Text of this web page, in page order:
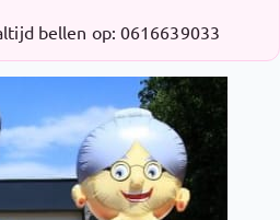
bellen op: 0616639033